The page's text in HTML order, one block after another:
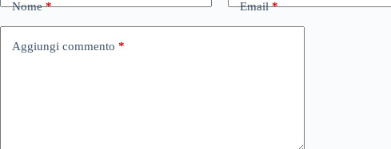
Nome* Email*
Aggiungi commento *